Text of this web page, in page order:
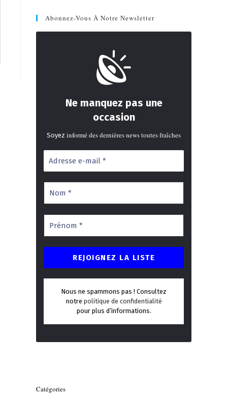
Abonnez-Vous À Notre Newsletter
Ne manquez pas une
occasion
Soyez informé des dernières news toutes fraîches
Nous ne spammons pas ! Consultez
notre politique de confidentialité
pour plus d’informations.
Catégories